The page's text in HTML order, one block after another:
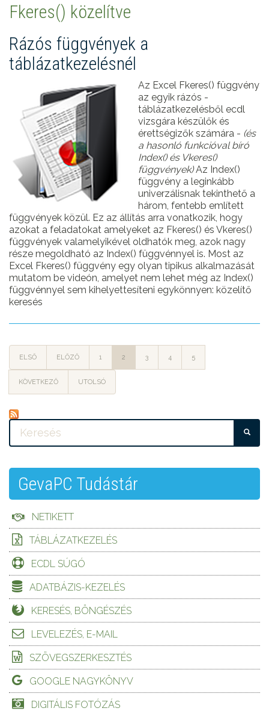
Fkeres() közelítve
Rázós függvények a
táblázatkezelésnél
Az Excel Fkeres() függvény
az egyik rázós -
táblázatkezelésből ecdl
vizsgára készülők és
érettségizők számára - (és
a hasonló funkcióval bíró
Index() és Vkeres()
függvények)Az Index()
függvény a leginkább
univerzálisnak tekinthető a
három, fentebb említett
függvények közül. Ez az állítás arra vonatkozik, hogy
azokat a feladatokat amelyeket az Fkeres() és Vkeres()
függvények valamelyikével oldhatók meg, azok nagy
része megoldható az Index() függvénnyel is. Most az
Excel Fkeres() függvény egy olyan tipikus alkalmazását
mutatom be videón, amelyet nem lehet még az Index()
függvénnyel sem kihelyettesíteni egykönnyen: közelítő
keresés
ELSŐ ELŐZŐ 1 2 3 4 5
KÖVETKEZŐ UTOLSÓ
GevaPC Tudástár
NETIKETT
TÁBLÁZATKEZELÉS
ECDL SÚGÓ
ADATBÁZIS-KEZELÉS
KERESÉS, BÖNGÉSZÉS
LEVELEZÉS, E-MAIL
SZÖVEGSZERKESZTÉS
GOOGLE NAGYKÖNYV
DIGITÁLIS FOTÓZÁS